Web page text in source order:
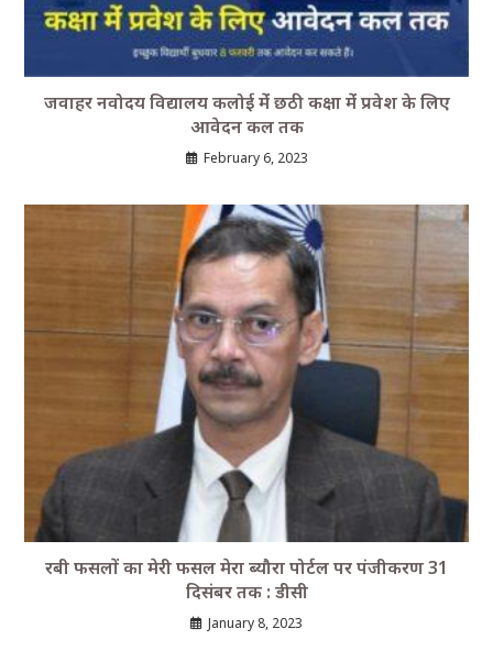
जवाहर नवोदय विद्यालय कलोई मेंं छठी कक्षा मेंं प्रवेश के लिए
आवेदन कल तक
February 6, 2023
रबी फसलों का मेरी फसल मेरा ब्यौरा पोर्टल पर पंजीकरण 31
दिसंबर तक : डीसी
January 8, 2023